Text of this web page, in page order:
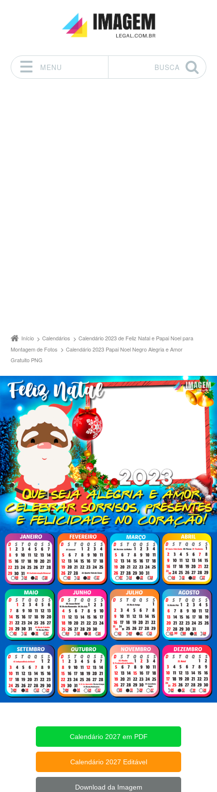
MENU
BUSCA
Início Calendários
Calendário 2023 de Feliz Natal e Papai Noel para
Montagem de Fotos
Calendário 2023 Papai Noel Negro Alegria e Amor
Gratuito PNG
Calendário 2027 em PDF
Calendário 2027 Editável
Download da Imagem